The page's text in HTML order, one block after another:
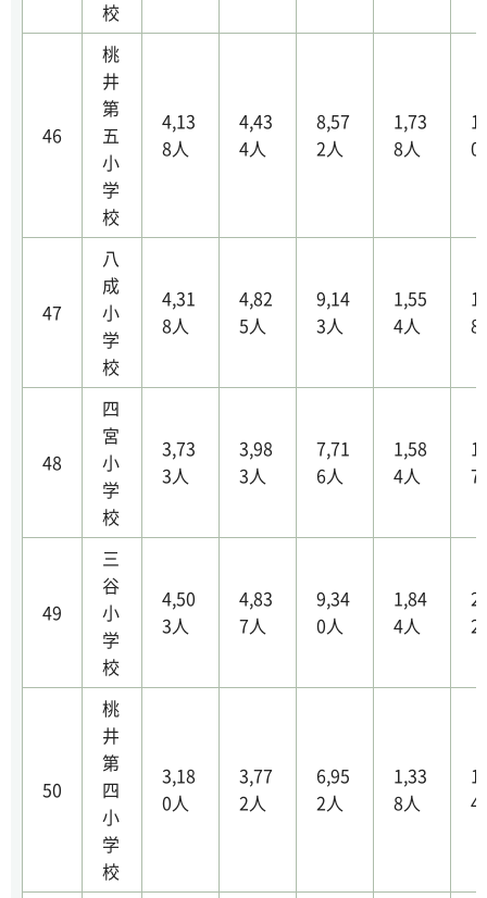
校
46
桃
井
第
五
小
学
校
4,13
8人
4,43
4人
8,57
2人
1,73
8人
0
47
八
成
小
学
校
4,31
8人
4,82
5人
9,14
3人
1,55
4人
8
48
四
宮
小
学
校
3,73
3人
3,98
3人
7,71
6人
1,58
4人
7
49
三
谷
小
学
校
4,50
3人
4,83
7人
9,34
0人
1,84
4人
2
50
桃
井
第
四
小
学
校
3,18
0人
3,77
2人
6,95
2人
1,33
8人
4